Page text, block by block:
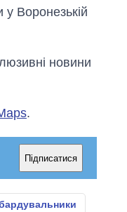
у Воронезькій
новини
.
Підписатися